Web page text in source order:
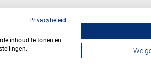
Webdesign
Privacybeleid
inhoud te tonen en